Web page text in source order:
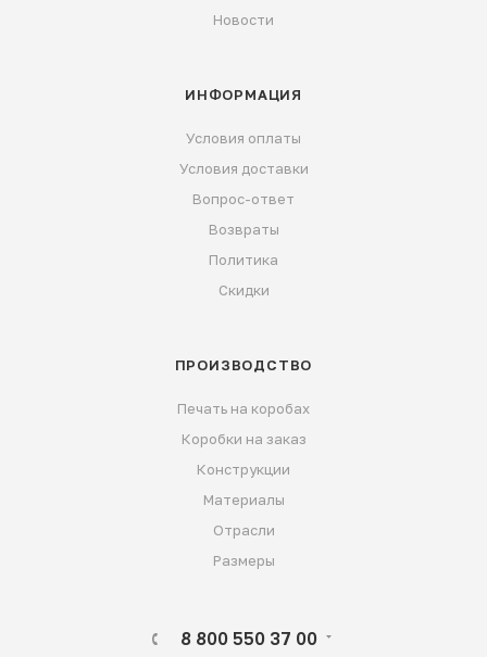
Новости
ИНФОРМАЦИЯ
Условия оплаты
Условия доставки
Вопрос-ответ
Возвраты
Политика
Скидки
ПРОИЗВОДСТВО
Печать на коробах
Коробки на заказ
Конструкции
Материалы
Отрасли
Размеры
8 800 550 37 00